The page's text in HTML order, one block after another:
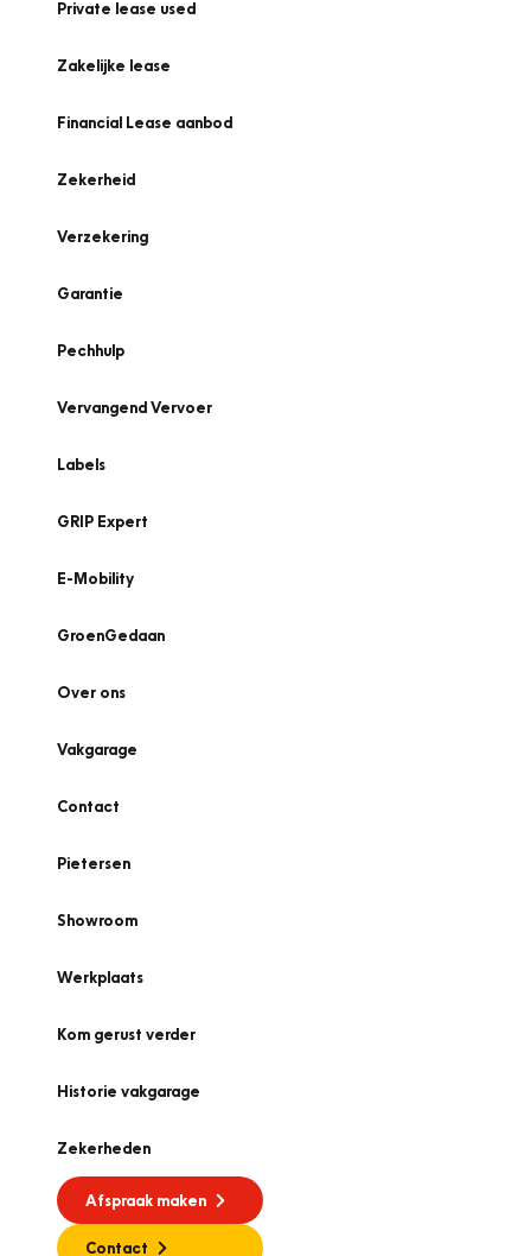
Private lease used
Zakelijke lease
Financial Lease aanbod
Zekerheid
Verzekering
Garantie
Pechhulp
Vervangend Vervoer
Labels
GRIP Expert
E-Mobility
GroenGedaan
Over ons
Vakgarage
Contact
Pietersen
Showroom
Werkplaats
Kom gerust verder
Historie vakgarage
Zekerheden
Afspraak maken
Contact